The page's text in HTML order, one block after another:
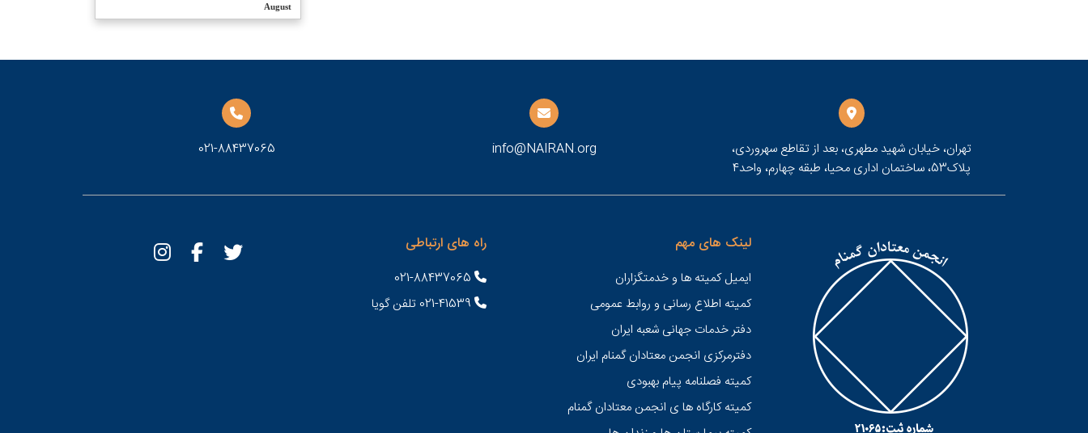
August
تهران، خیابان شهید مطهری، بعد از تقاطع سهروردی،
پلاک53، ساختمان اداری محیا، طبقه چهارم، واحد4
info@NAIRAN.org
021-88437065
لینک های مهم
ایمیل کمیته ها و خدمتگزاران
کميته اطلاع رسانی و روابط عمومی
دفتر خدمات جهانی شعبه ايران
دفترمرکزی انجمن معتادان گمنام ایران
کمیته فصلنامه پیام بهبودی
کمیته کارگاه ها ی انجمن معتادان گمنام
راه های ارتباطی